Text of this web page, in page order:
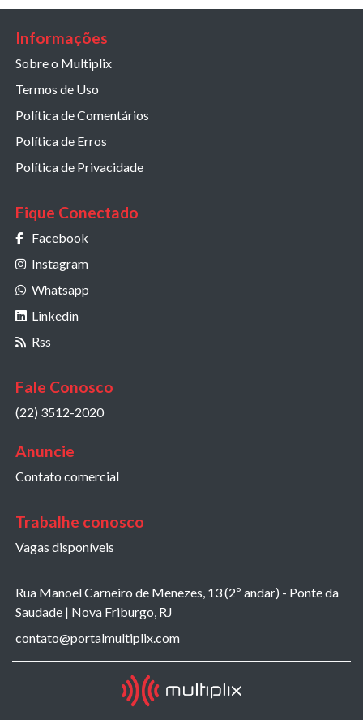
Informações
Sobre o Multiplix
Termos de Uso
Política de Comentários
Política de Erros
Política de Privacidade
Fique Conectado
Facebook
Instagram
Whatsapp
Linkedin
Rss
Fale Conosco
(22) 3512-2020
Anuncie
Contato comercial
Trabalhe conosco
Vagas disponíveis
Rua Manoel Carneiro de Menezes, 13 (2º andar) - Ponte da
Saudade | Nova Friburgo, RJ
contato@portalmultiplix.com